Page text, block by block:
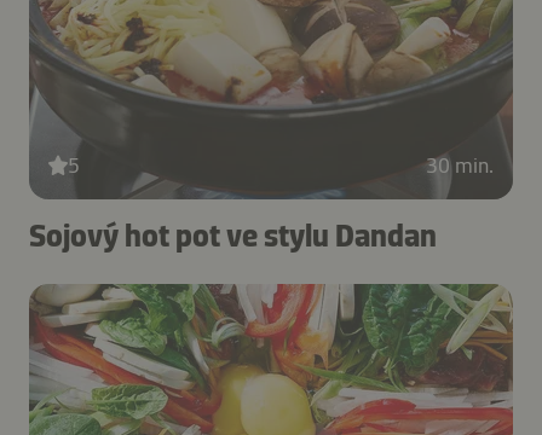
5 30 min.
Sojový hot pot ve stylu Dandan